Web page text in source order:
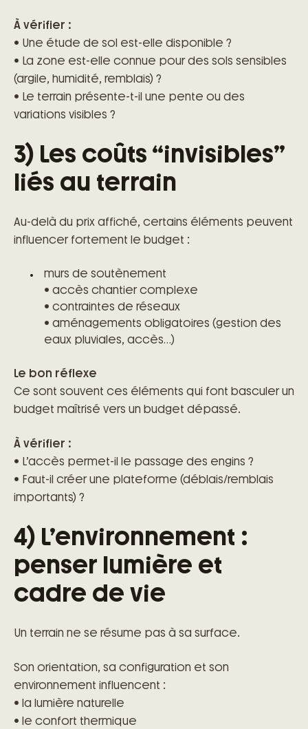
À vérifier :
• Une étude de sol est-elle disponible ?
• La zone est-elle connue pour des sols sensibles
(argile, humidité, remblais) ?
• Le terrain présente-t-il une pente ou des
variations visibles ?
3) Les coûts “invisibles”
liés au terrain
Au-delà du prix affiché, certains éléments peuvent
influencer fortement le budget :
murs de soutènement
• accès chantier complexe
• contraintes de réseaux
• aménagements obligatoires (gestion des
eaux pluviales, accès…)
Le bon réflexe
Ce sont souvent ces éléments qui font basculer un
budget maîtrisé vers un budget dépassé.
À vérifier :
• L’accès permet-il le passage des engins ?
• Faut-il créer une plateforme (déblais/remblais
importants) ?
4) L’environnement :
penser lumière et
cadre de vie
Un terrain ne se résume pas à sa surface.
Son orientation, sa configuration et son
environnement influencent :
• la lumière naturelle
• le confort thermique